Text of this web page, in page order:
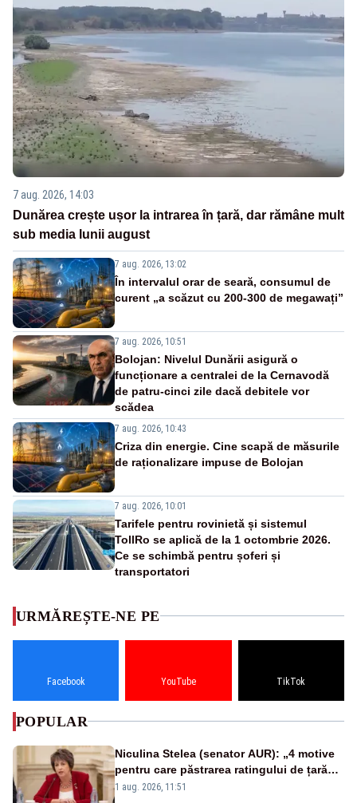
7 aug. 2026, 14:03
Dunărea crește ușor la intrarea în țară, dar rămâne mult
sub media lunii august
7 aug. 2026, 13:02
În intervalul orar de seară, consumul de
curent „a scăzut cu 200-300 de megawați”
7 aug. 2026, 10:51
Bolojan: Nivelul Dunării asigură o
funcționare a centralei de la Cernavodă
de patru-cinci zile dacă debitele vor
scădea
7 aug. 2026, 10:43
Criza din energie. Cine scapă de măsurile
de raționalizare impuse de Bolojan
7 aug. 2026, 10:01
Tarifele pentru rovinietă și sistemul
TollRo se aplică de la 1 octombrie 2026.
Ce se schimbă pentru șoferi și
transportatori
URMĂREȘTE-NE PE
Facebook YouTube TikTok
POPULAR
Niculina Stelea (senator AUR): „4 motive
pentru care păstrarea ratingului de țară
nu este o reușită pentru Guvernul
1 aug. 2026, 11:51